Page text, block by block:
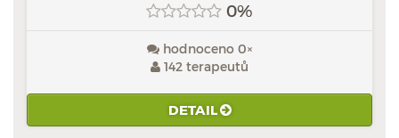
0%
hodnoceno 0×
142 terapeutů
DETAIL